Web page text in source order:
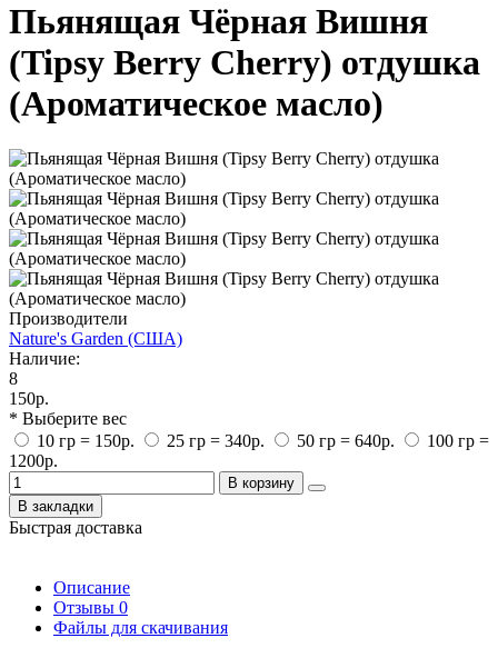
Пьянящая Чёрная Вишня
(Tipsy Berry Cherry) отдушка
(Ароматическое масло)
Производители
Nature's Garden (США)
Наличие:
8
150р.
* Выберите вес
10 гр = 150р.
25 гр = 340р. 50 гр = 640р.
100 гр =
1200р.
В корзину
В закладки
Быстрая доставка
Описание
Отзывы 0
Файлы для скачивания